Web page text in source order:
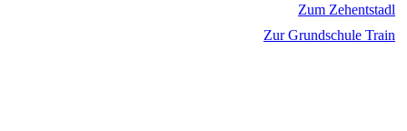
Zum Zehentstadl
Zur Grundschule Train